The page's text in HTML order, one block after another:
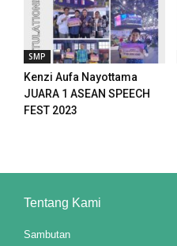
SMP
Kenzi Aufa Nayottama
JUARA 1 ASEAN SPEECH
FEST 2023
Tentang Kami
Sambutan